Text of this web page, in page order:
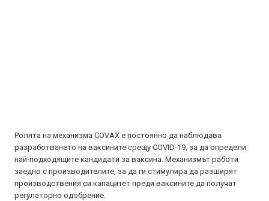
Ролята на механизма COVAX е постоянно да наблюдава
разработването на ваксините срещу COVID-19, за да определи
най-подходящите кандидати за ваксина. Механизмът работи
заедно с производителите, за да ги стимулира да разширят
производствения си капацитет преди ваксините да получат
регулаторно одобрение.